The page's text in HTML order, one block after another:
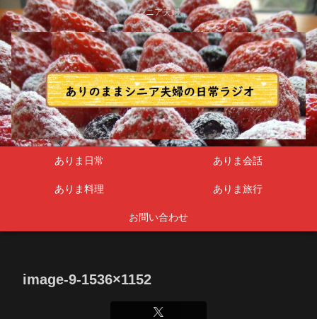
シニア夫婦
ありま日常 ありま会話
ありま料理 ありま旅行
お問い合わせ
image-9-1536×1152